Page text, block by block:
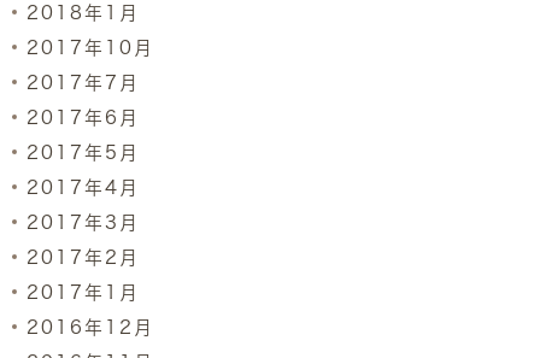
2018年1月
2017年10月
2017年7月
2017年6月
2017年5月
2017年4月
2017年3月
2017年2月
2017年1月
2016年12月